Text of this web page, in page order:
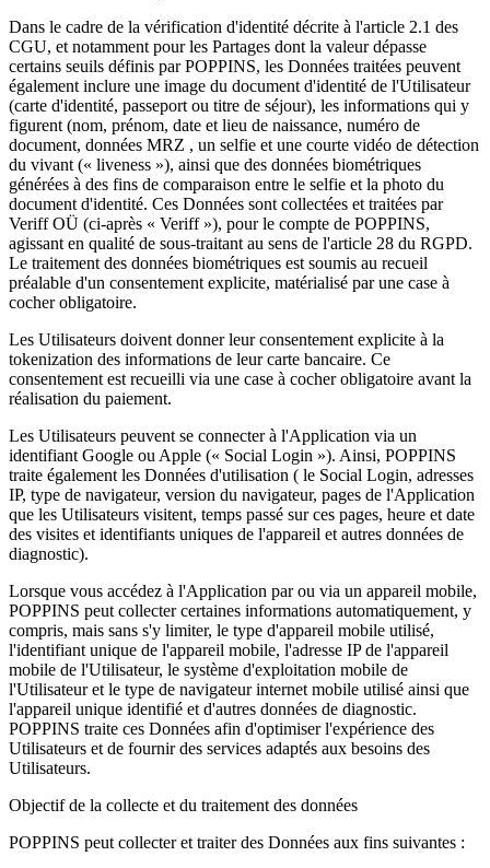
Dans le cadre de la vérification d'identité décrite à l'article 2.1 des
CGU, et notamment pour les Partages dont la valeur dépasse
certains seuils définis par POPPINS, les Données traitées peuvent
également inclure une image du document d'identité de l'Utilisateur
(carte d'identité, passeport ou titre de séjour), les informations qui y
figurent (nom, prénom, date et lieu de naissance, numéro de
document, données MRZ , un selfie et une courte vidéo de détection
du vivant (« liveness »), ainsi que des données biométriques
générées à des fins de comparaison entre le selfie et la photo du
document d'identité. Ces Données sont collectées et traitées par
Veriff OÜ (ci-après « Veriff »), pour le compte de POPPINS,
agissant en qualité de sous-traitant au sens de l'article 28 du RGPD.
Le traitement des données biométriques est soumis au recueil
préalable d'un consentement explicite, matérialisé par une case à
cocher obligatoire.
Les Utilisateurs doivent donner leur consentement explicite à la
tokenization des informations de leur carte bancaire. Ce
consentement est recueilli via une case à cocher obligatoire avant la
réalisation du paiement.
Les Utilisateurs peuvent se connecter à l'Application via un
identifiant Google ou Apple (« Social Login »). Ainsi, POPPINS
traite également les Données d'utilisation ( le Social Login, adresses
IP, type de navigateur, version du navigateur, pages de l'Application
que les Utilisateurs visitent, temps passé sur ces pages, heure et date
des visites et identifiants uniques de l'appareil et autres données de
diagnostic).
Lorsque vous accédez à l'Application par ou via un appareil mobile,
POPPINS peut collecter certaines informations automatiquement, y
compris, mais sans s'y limiter, le type d'appareil mobile utilisé,
l'identifiant unique de l'appareil mobile, l'adresse IP de l'appareil
mobile de l'Utilisateur, le système d'exploitation mobile de
l'Utilisateur et le type de navigateur internet mobile utilisé ainsi que
l'appareil unique identifié et d'autres données de diagnostic.
POPPINS traite ces Données afin d'optimiser l'expérience des
Utilisateurs et de fournir des services adaptés aux besoins des
Utilisateurs.
Objectif de la collecte et du traitement des données
POPPINS peut collecter et traiter des Données aux fins suivantes :